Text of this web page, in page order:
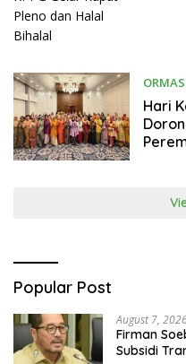
Hari
Popular Post
August 7,
Firman
Subsidi